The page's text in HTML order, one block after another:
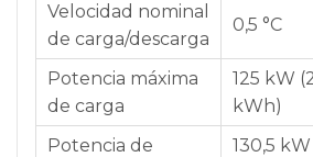
Velocidad nominal
de carga/descarga
0,5 °C
Potencia máxima
de carga
125 kW
kWh)
Potencia de
130,5